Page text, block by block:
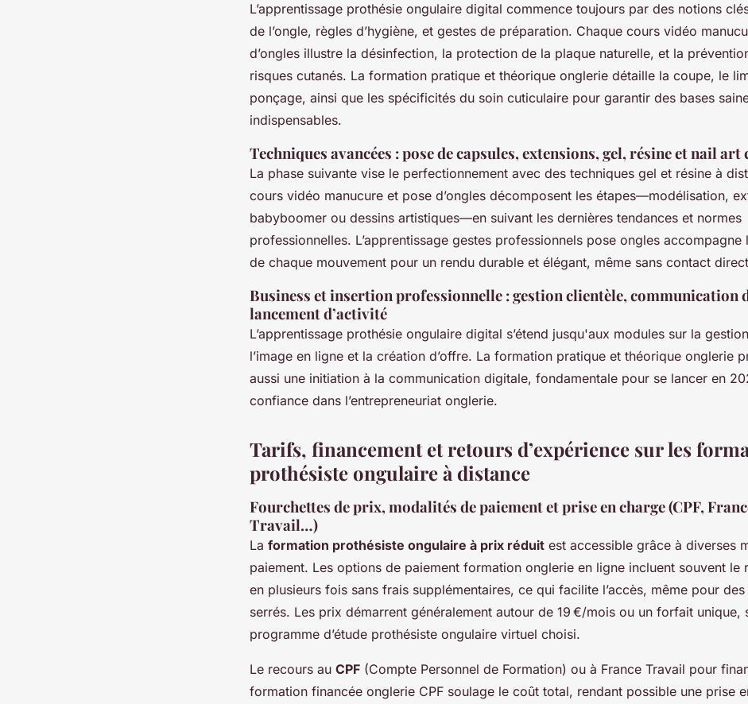
L’apprentissage prothésie ongulaire digital commence toujours par des notions
de l’ongle, règles d’hygiène, et gestes de préparation. Chaque cours vidéo
d’ongles illustre la désinfection, la protection de la plaque naturelle, et la
risques cutanés. La formation pratique et théorique onglerie détaille la coupe, le
ponçage, ainsi que les spécificités du soin cuticulaire pour garantir des bases
indispensables.
Techniques avancées : pose de capsules, extensions, gel, résine et nail
La phase suivante vise le perfectionnement avec des techniques gel et résine à
cours vidéo manucure et pose d’ongles décomposent les étapes—modélisation,
babyboomer ou dessins artistiques—en suivant les dernières tendances et normes
professionnelles. L’apprentissage gestes professionnels pose ongles accompagne
de chaque mouvement pour un rendu durable et élégant, même sans contact
Business et insertion professionnelle : gestion clientèle, communication
lancement d’activité
L’apprentissage prothésie ongulaire digital s’étend jusqu'aux modules sur la
l’image en ligne et la création d’offre. La formation pratique et théorique onglerie
aussi une initiation à la communication digitale, fondamentale pour se lancer en
confiance dans l’entrepreneuriat onglerie.
Tarifs, financement et retours d’expérience sur les
prothésiste ongulaire à distance
Fourchettes de prix, modalités de paiement et prise en charge (CPF,
Travail…)
La formation prothésiste ongulaire à prix réduit est accessible grâce à diverses
paiement. Les options de paiement formation onglerie en ligne incluent souvent le
en plusieurs fois sans frais supplémentaires, ce qui facilite l’accès, même pour
serrés. Les prix démarrent généralement autour de 19 €/mois ou un forfait unique,
programme d’étude prothésiste ongulaire virtuel choisi.
Le recours au CPF (Compte Personnel de Formation) ou à France Travail pour
formation financée onglerie CPF soulage le coût total, rendant possible une prise